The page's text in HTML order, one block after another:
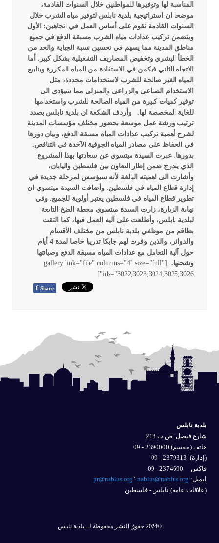
المناسبة لها وتوفيرها للمواطنين خلال السنوات القادمة،
موضحا ان استراتيجية بلدية نابلس لتوفير مياه الشرب خلال
السنوات القادمة تقوم على أساس العمل في اتجاهين: الأول
ويتضمن تركيب عدادات مياه الشرب مسبقة الدفع في جميع
مناطق المدينة مما يسهم في تحسين نسبة الجباية والحد من
الخطأ البشري وتخفيض المصاريف التشغيلية بشكل كبير. أما
الاتجاه الثاني فيكمن في الاستفادة من المياه المكررة وينابيع
المياه الغير صالحة للشرب لاستخدامات محددة، مثل
الاستخدام الصناعي والزراعي والمنزلي مما سيؤدي الى
توفير كميات كبيرة من المياه الصالحة للشرب واستخدامها
للغاية المخصصة لها.
وأردف الشكعة ان بلدية نابلس بصدد
ترتيب ورشة عمل موسعة بحضور مختلف مؤسسات المدينة
لشرح أهمية تركيب عدادات المياه مسبقة الدفع، وبيان دورها
في الحفاظ على مصادر المياه الجوفية الآخدة في التناقص.
بدورها، عبرت السيدة ميتسوي عن سعادتها بهذا المشروع
الذي يندرج ضمن إطار التعاون بين فلسطين واليابان،
وأشارت الى اهميته البالغة لأنه سيؤسس لمرحلة جديدة في
إدارة قطاع المياه في فلسطين. وأضافت السيدة ميتسوي ان
تطوير قطاع المياه في فلسطين يعتبر أولوية للجميع. وفي
نهاية الزيارة، زارت السيدة ميتسوي محطة الضخ التابعة
لبلدية نابلس، وأطلعت على آليه العمل فيها، كما التقت
بطاقم من موظفي بلدية نابلس من مختلف الأقسام
والدوائر، والذين وفرت لهم جايكا تدريبا خاصا لمدة 4 أيام
حول آلية التعامل مع عدادات المياه مسبقة الدفع وصيانتها
وشحنها.
[gallery link="file" columns="4" size="full"
ids="3022,3023,3024,3025,3026"]
f Share
بلدية نابلس
شارع فيصل، ص.ب 218
هاتف (مقسم) 2390000 - 09
(إدارة)
فاكس 2374690 - 09
ايميل: nablus@nablus.org
pr@nablus.org
(علاقات عامة) نابلس - فلسطين
©2024 حقوق النشر محفوظة لــ بلدية نابلس